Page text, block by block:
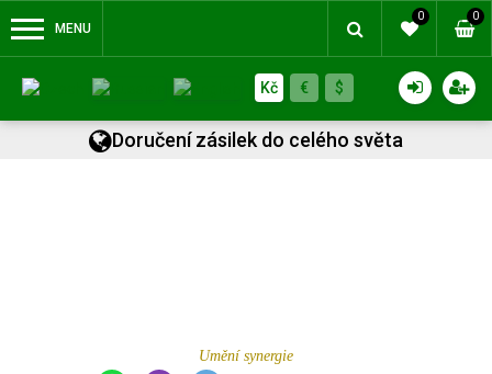
MENU
0 0
Kč € $
Doručení zásilek do celého světa
Umění synergie